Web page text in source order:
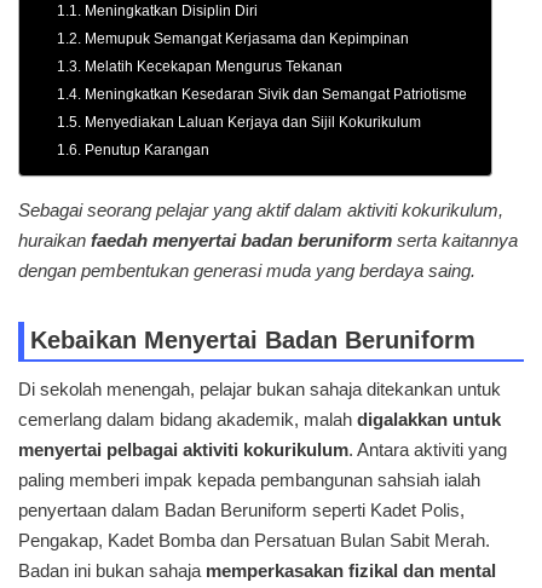
Meningkatkan Disiplin Diri
Memupuk Semangat Kerjasama dan Kepimpinan
Melatih Kecekapan Mengurus Tekanan
Meningkatkan Kesedaran Sivik dan Semangat Patriotisme
Menyediakan Laluan Kerjaya dan Sijil Kokurikulum
Penutup Karangan
Sebagai seorang pelajar yang aktif dalam aktiviti kokurikulum,
huraikan faedah menyertai badan beruniform serta kaitannya
dengan pembentukan generasi muda yang berdaya saing.
Kebaikan Menyertai Badan Beruniform
Di sekolah menengah, pelajar bukan sahaja ditekankan untuk
cemerlang dalam bidang akademik, malah digalakkan untuk
menyertai pelbagai aktiviti kokurikulum. Antara aktiviti yang
paling memberi impak kepada pembangunan sahsiah ialah
penyertaan dalam Badan Beruniform seperti Kadet Polis,
Pengakap, Kadet Bomba dan Persatuan Bulan Sabit Merah.
Badan ini bukan sahaja memperkasakan fizikal dan mental